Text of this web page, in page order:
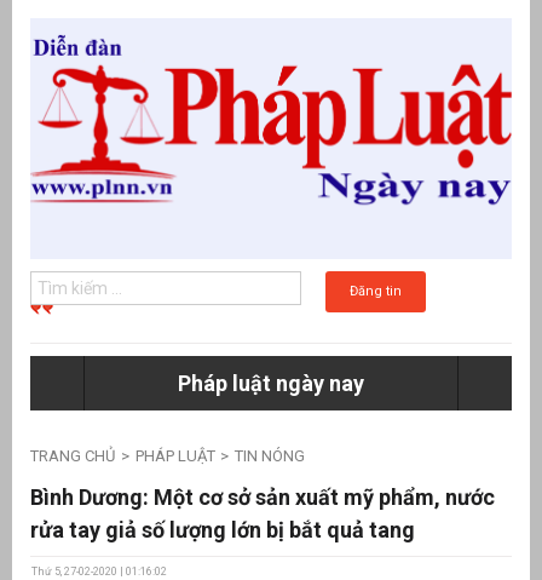
Đăng tin
Pháp luật ngày nay
TRANG CHỦ PHÁP LUẬT TIN NÓNG
Bình Dương: Một cơ sở sản xuất mỹ phẩm, nước
rửa tay giả số lượng lớn bị bắt quả tang
Thứ 5, 27-02-2020 | 01:16:02